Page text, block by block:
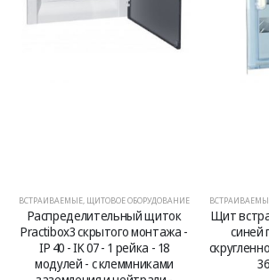
щиток
монтажа -
- 18
ВСТРАИВАЕМЫЕ,ЩИТОВОЕ ОБОРУДОВАНИЕ
Щит встраиваемый Nedbox - с
синей полупрозрачной
скругленной дверью - 3 рейки -
36+6 модулей